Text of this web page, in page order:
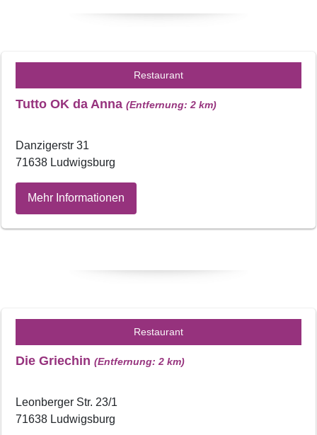
Restaurant
Tutto OK da Anna (Entfernung: 2 km)
Danzigerstr 31
71638 Ludwigsburg
Mehr Informationen
Restaurant
Die Griechin (Entfernung: 2 km)
Leonberger Str. 23/1
71638 Ludwigsburg